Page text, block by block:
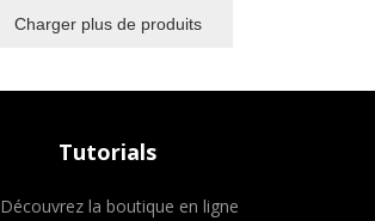
Charger plus de produits
Tutorials
Découvrez la boutique en ligne